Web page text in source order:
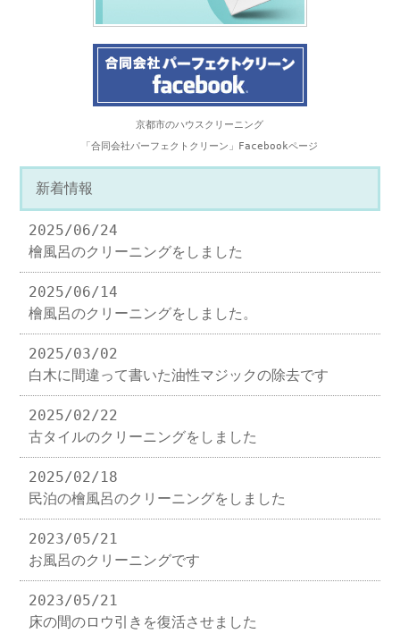
京都市のハウスクリーニング
「合同会社パーフェクトクリーン」Facebookページ
新着情報
2025/06/24
檜風呂のクリーニングをしました
2025/06/14
檜風呂のクリーニングをしました。
2025/03/02
白木に間違って書いた油性マジックの除去です
2025/02/22
古タイルのクリーニングをしました
2025/02/18
民泊の檜風呂のクリーニングをしました
2023/05/21
お風呂のクリーニングです
2023/05/21
床の間のロウ引きを復活させました